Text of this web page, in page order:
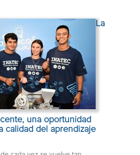
La
una oportunidad
calidad del aprendizaje